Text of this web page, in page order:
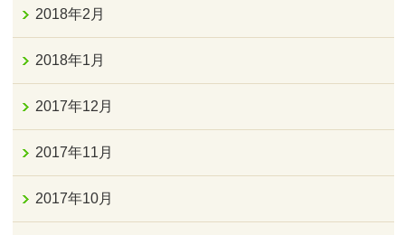
2018年2月
2018年1月
2017年12月
2017年11月
2017年10月